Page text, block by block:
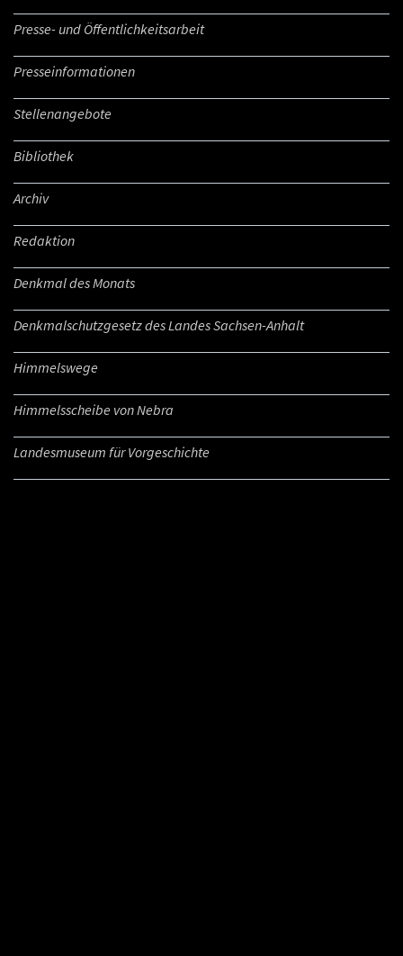
Presse- und Öffentlichkeitsarbeit
Presseinformationen
Stellenangebote
Bibliothek
Archiv
Redaktion
Denkmal des Monats
Denkmalschutzgesetz des Landes Sachsen-Anhalt
Himmelswege
Himmelsscheibe von Nebra
Landesmuseum für Vorgeschichte